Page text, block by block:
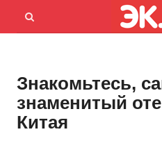
Menu
Открыть
Знакомьтесь,
знаменитый
Китая